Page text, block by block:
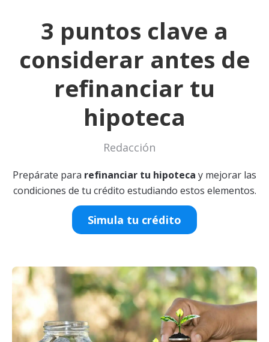
3 puntos clave a
considerar antes de
refinanciar tu
hipoteca
Redacción
Prepárate para refinanciar tu hipoteca y mejorar las
condiciones de tu crédito estudiando estos elementos.
Simula tu crédito